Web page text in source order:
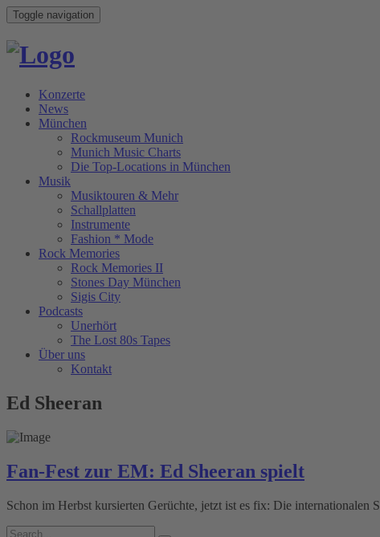
Toggle navigation
Konzerte
News
München
Rockmuseum Munich
Munich Music Charts
Die Top-Locations in München
Musik
Musiktouren & Mehr
Schallplatten
Instrumente
Fashion * Mode
Rock Memories
Rock Memories II
Stones Day München
Sigis City
Podcasts
Unerhört
The Lost 80s Tapes
Über uns
Kontakt
Ed Sheeran
Fan-Fest zur EM: Ed Sheeran spielt
Schon im Herbst kursierten Gerüchte, jetzt ist es fix: Die